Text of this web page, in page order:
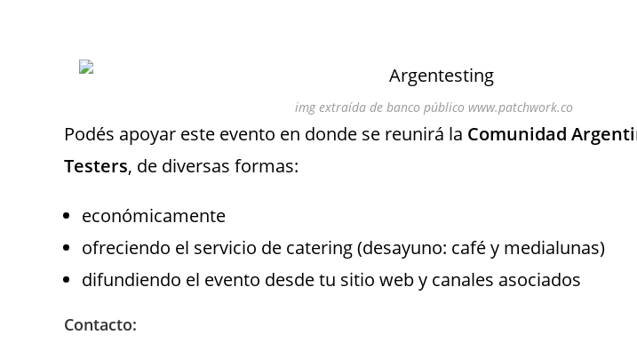
img extraída de banco público www.patchwork.co
Podés apoyar este evento en donde se reunirá la Comunidad
Testers, de diversas formas:
económicamente
ofreciendo el servicio de catering (desayuno: café y medialunas)
difundiendo el evento desde tu sitio web y canales asociados
Contacto: